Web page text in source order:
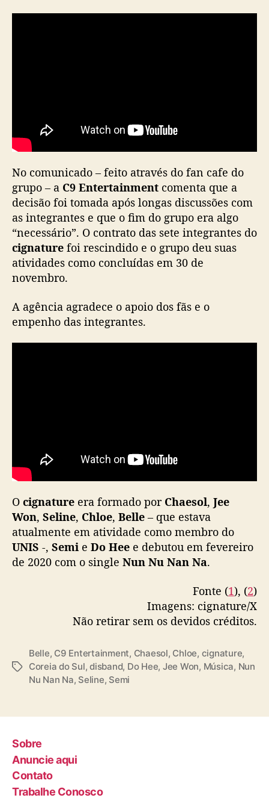
n
o
g
i
g
r
o
c
n
No comunicado – feito através do fan cafe do
grupo – a C9 Entertainment comenta que a
decisão foi tomada após longas discussões com
as integrantes e que o fim do grupo era algo
“necessário”. O contrato das sete integrantes do
cignature foi rescindido e o grupo deu suas
atividades como concluídas em 30 de
novembro.
A agência agradece o apoio dos fãs e o
empenho das integrantes.
O cignature era formado por Chaesol, Jee
Won, Seline, Chloe, Belle – que estava
atualmente em atividade como membro do
UNIS -, Semi e Do Hee e debutou em fevereiro
de 2020 com o single Nun Nu Nan Na.
Fonte (1), (2)
Imagens: cignature/X
Não retirar sem os devidos créditos.
T
Belle, C9 Entertainment, Chaesol, Chloe, cignature,
Coreia do Sul,disband, Do Hee, Jee Won, Música, Nun
Nu Nan Na, Seline, Semi
Sobre
Anuncie aqui
Contato
Trabalhe Conosco